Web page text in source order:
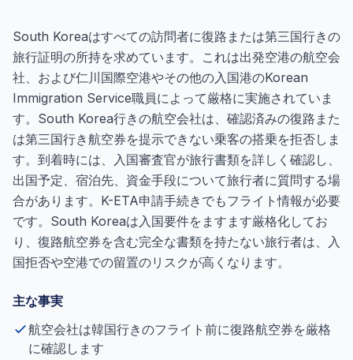
South Koreaはすべての訪問者に復路または第三国行きの
旅行証明の所持を求めています。これは出発空港の航空会
社、および仁川国際空港やその他の入国港のKorean
Immigration Service職員によって厳格に実施されていま
す。South Korea行きの航空会社は、確認済みの復路また
は第三国行き航空券を提示できない乗客の搭乗を拒否しま
す。到着時には、入国審査官が旅行書類を詳しく確認し、
出国予定、宿泊先、資金手段について旅行者に質問する場
合があります。K-ETA申請手続きでもフライト情報が必要
です。South Koreaは入国要件をますます厳格化してお
り、復路航空券を含む完全な書類を持たない旅行者は、入
国拒否や空港での留置のリスクが高くなります。
主な事実
航空会社は韓国行きのフライト前に復路航空券を厳格
に確認します